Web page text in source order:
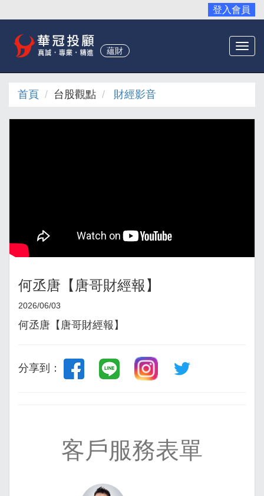
登入會員
蘊財
首頁 台股觀點 財經影音
何丞唐【唐哥財經報】
2026/06/03
何丞唐【唐哥財經報】
分享到：
客戶服務表單